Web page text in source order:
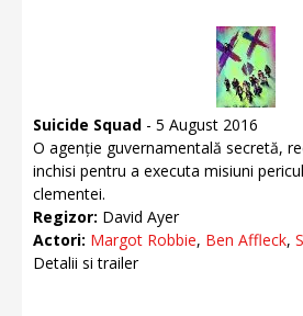
Suicide Squad - 5 August 2016
O agenție guvernamentală secretă,
inchisi pentru a executa misiuni
clementei.
Regizor: David Ayer
Actori: Margot Robbie, Ben Affleck,
Detalii si trailer